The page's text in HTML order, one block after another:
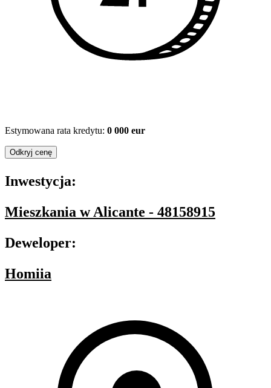
Estymowana rata kredytu: 0 000 eur
Odkryj cenę
Inwestycja:
Mieszkania w Alicante - 48158915
Deweloper:
Homiia